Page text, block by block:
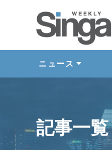
ニュース
記事一覧